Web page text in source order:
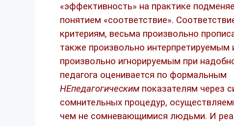
«эффективность» на практике
понятием «соответствие».
критериям, весьма произвольно
также произвольно интерпретируемым
произвольно игнорируемым при
педагога оценивается по формальным
НЕпедагогическим показателям через
сомнительных процедур,
чем не сомневающимися людьми. И